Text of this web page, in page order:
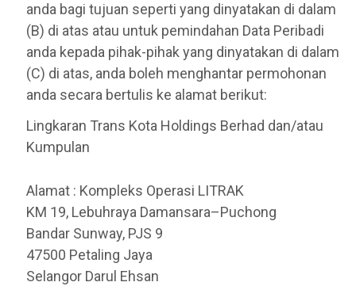
anda bagi tujuan seperti yang dinyatakan di dalam
(B) di atas atau untuk pemindahan Data Peribadi
anda kepada pihak-pihak yang dinyatakan di dalam
(C) di atas, anda boleh menghantar permohonan
anda secara bertulis ke alamat berikut:
Lingkaran Trans Kota Holdings Berhad dan/atau
Kumpulan
Alamat : Kompleks Operasi LITRAK
KM 19, Lebuhraya Damansara–Puchong
Bandar Sunway, PJS 9
47500 Petaling Jaya
Selangor Darul Ehsan